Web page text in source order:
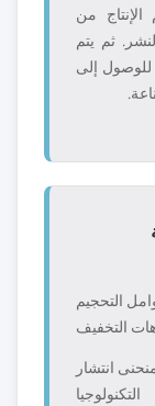
الإنتاج من
ثم يتم
للوصول إلى
التحجيم
التخفيف
انتشار
التكنولوجيا